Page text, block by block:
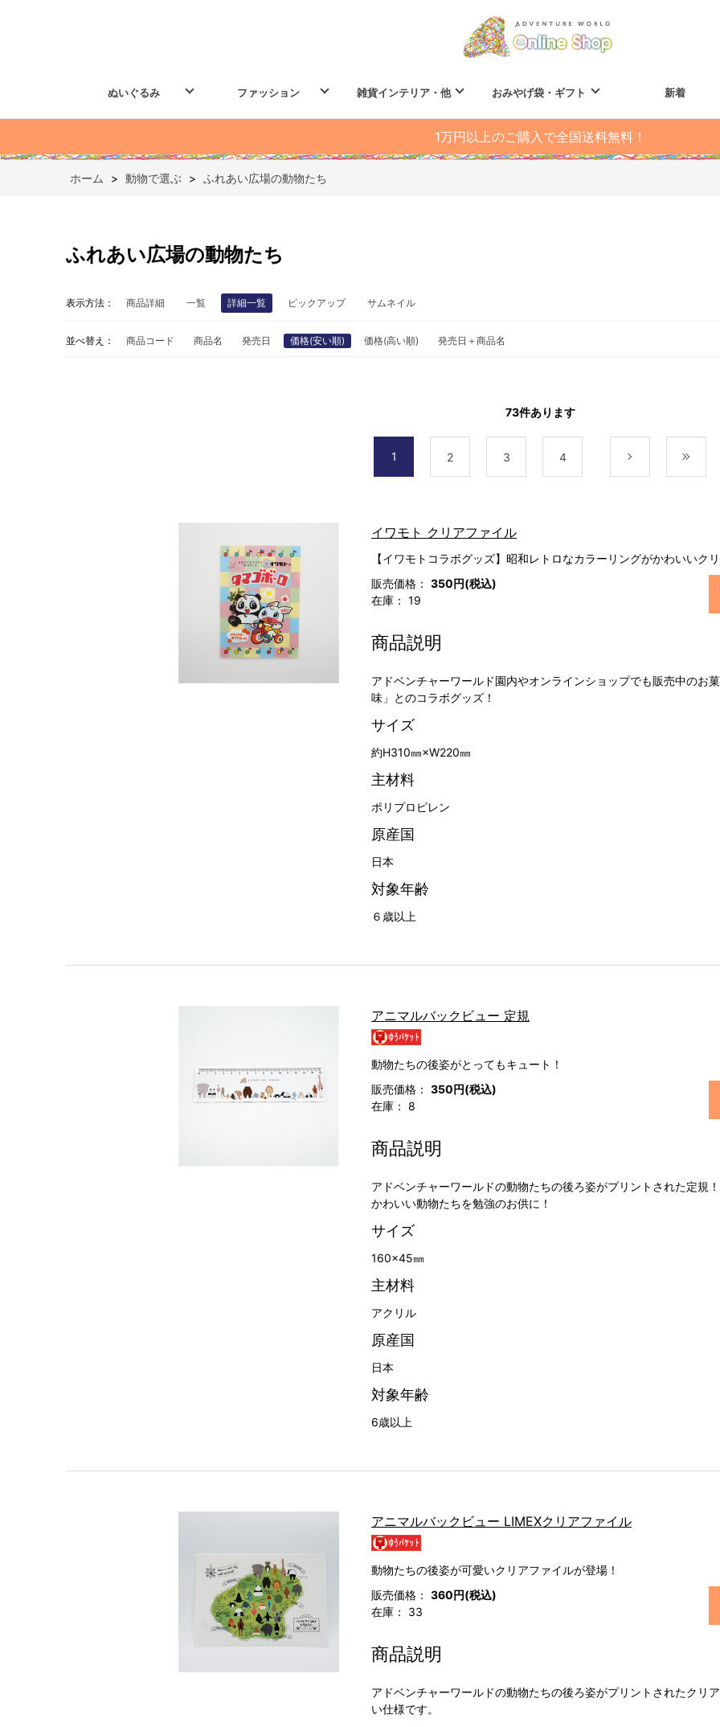
ぬいぐるみ ファッション 雑貨インテリア・他 おみやげ袋・ギフト 新着
1万円以上のご購入で全国送料無料！
ホーム > 動物で選ぶ > ふれあい広場の動物たち
ふれあい広場の動物たち
表示方法： 商品詳細 一覧 詳細一覧 ピックアップ サムネイル
並べ替え： 商品コード 商品名 発売日 価格(安い順) 価格(高い順) 発売日＋商品名
73件あります
1 2 3 4
イワモト クリアファイル
【イワモトコラボグッズ】昭和レトロなカラーリングがかわいいク
販売価格： 350円(税込)
在庫： 19
商品説明
アドベンチャーワールド園内やオンラインショップでも販売中のお
味」とのコラボグッズ！
サイズ
約H310㎜×W220㎜
主材料
ポリプロピレン
原産国
日本
対象年齢
６歳以上
アニマルバックビュー 定規
動物たちの後姿がとってもキュート！
販売価格： 350円(税込)
在庫： 8
商品説明
アドベンチャーワールドの動物たちの後ろ姿がプリントされた定規！
かわいい動物たちを勉強のお供に！
サイズ
160×45㎜
主材料
アクリル
原産国
日本
対象年齢
6歳以上
アニマルバックビュー LIMEXクリアファイル
動物たちの後姿が可愛いクリアファイルが登場！
販売価格： 360円(税込)
在庫：
33
商品説明
アドベンチャーワールドの動物たちの後ろ姿がプリントされたクリ
い仕様です。